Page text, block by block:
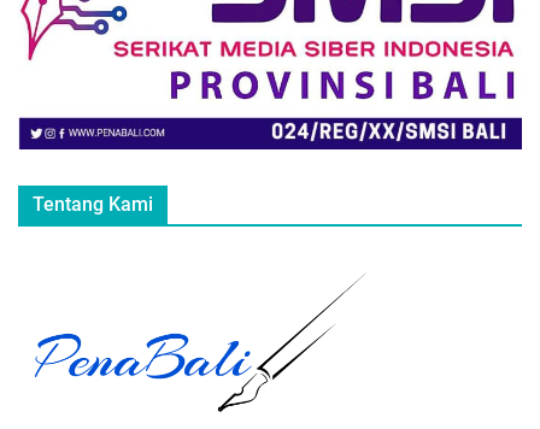
Tentang Kami